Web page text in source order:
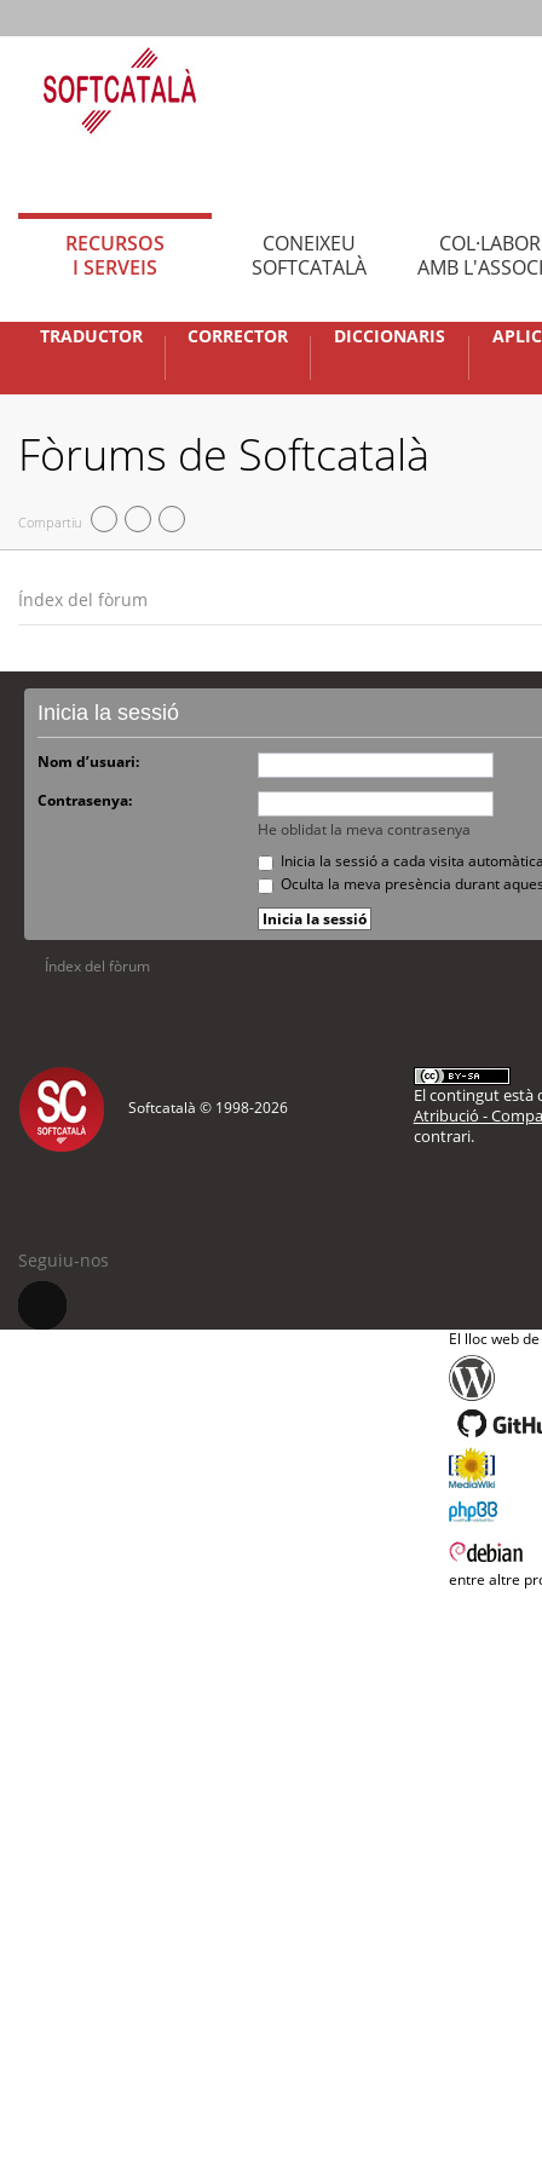
RECURSOS
I SERVEIS
CONEIXEU
SOFTCATALÀ
AMB
TRADUCTOR CORRECTOR DICCIONARIS
Fòrums de Softcatalà
Compartiu
Índex del fòrum
Inicia la sessió
Nom d’usuari:
Contrasenya:
He oblidat la meva contrasenya
Inicia la sessió a cada visita
Oculta la meva presència durant
Índex del fòrum
Softcatalà © 1998-2026
El contingut està
Atribució -
contrari.
Seguiu-nos
El lloc web
entre altre